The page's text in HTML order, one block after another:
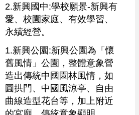
2.新興國中:學校願景-新興有
愛、校園家庭、有效學習、
永續經營。
1.新興公園:新興公園為「懷
舊風情」公園，整體意象營
造出傳統中國園林風情，如
圓拱門、中國風涼亭、自由
曲線造型花台等，加上附近